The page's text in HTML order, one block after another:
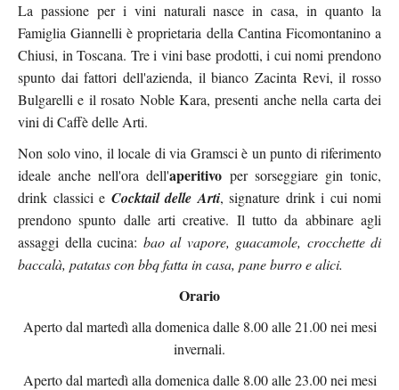
La passione per i vini naturali nasce in casa, in quanto la
Famiglia Giannelli è proprietaria della Cantina Ficomontanino a
Chiusi, in Toscana. Tre i vini base prodotti, i cui nomi prendono
spunto dai fattori dell'azienda, il bianco Zacinta Revi, il rosso
Bulgarelli e il rosato Noble Kara, presenti anche nella carta dei
vini di Caffè delle Arti.
Non solo vino, il locale di via Gramsci è un punto di riferimento
ideale anche nell'ora dell'aperitivo per sorseggiare gin tonic,
drink classici e Cocktail delle Arti, signature drink i cui nomi
prendono spunto dalle arti creative. Il tutto da abbinare agli
assaggi della cucina: bao al vapore, guacamole, crocchette di
baccalà, patatas con bbq fatta in casa, pane burro e alici.
Orario
Aperto dal martedì alla domenica dalle 8.00 alle 21.00 nei mesi
invernali.
Aperto dal martedì alla domenica dalle 8.00 alle 23.00 nei mesi